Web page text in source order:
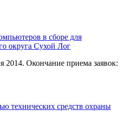
в сборе для
округа Сухой Лог
2014. Окончание приема заявок:
технических средств охраны